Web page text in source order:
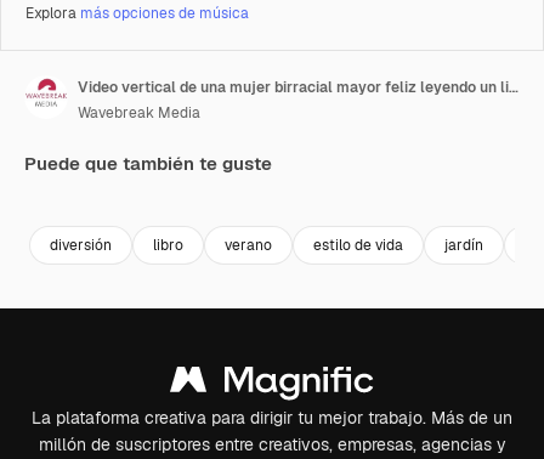
Explora más opciones de música
Video vertical de una mujer birracial mayor feliz leyendo un libro en un jardín.
Wavebreak Media
Puede que también te guste
diversión libro verano estilo de vida jardín
La plataforma creativa para dirigir tu mejor trabajo. Más de un
millón de suscriptores entre creativos, empresas, agencias y